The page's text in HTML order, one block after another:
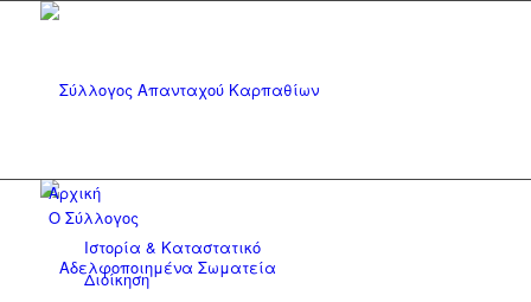
Αρχική
Ο Σύλλογος
Ιστορία & Καταστατικό
Διοίκηση